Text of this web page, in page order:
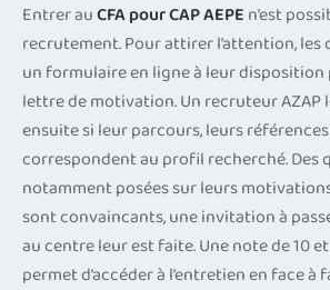
Entrer auCFA pour CAP AEPE n’est
recrutement. Pour attirer l’attention,
un formulaire en ligne à leur disposition
lettre de motivation. Un recruteur AZAP
ensuite si leur parcours, leurs
correspondent au profil recherché. Des
notamment posées sur leurs
sont convaincants, une invitation à
au centre leur est faite. Une note de 10
permet d’accéder à l’entretien en face à